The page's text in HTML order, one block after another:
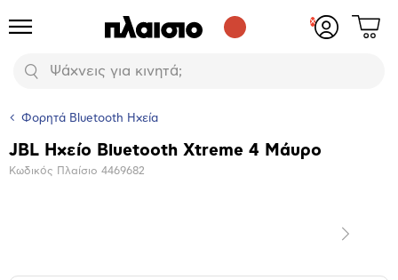
Προϊόντα
Αναζήτηση
Δες
Φορητά Bluetooth Ηχεία
Βασικά
JBL Ηχείο Bluetooth Xtreme 4 Μάυρο
Κωδικός Πλαίσιο 4469682
Επόμενο